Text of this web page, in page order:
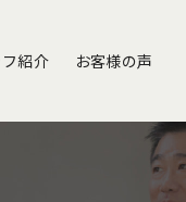
紹介 お客様の声